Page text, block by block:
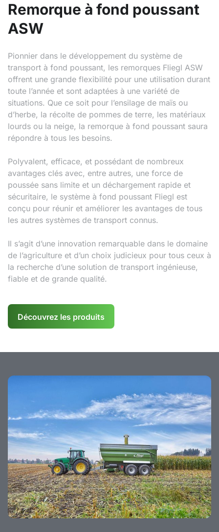
Remorque à fond poussant
ASW
Pionnier dans le développement du système de
transport à fond poussant, les remorques Fliegl ASW
offrent une grande flexibilité pour une utilisation durant
toute l’année et sont adaptées à une variété de
situations. Que ce soit pour l’ensilage de maïs ou
d’herbe, la récolte de pommes de terre, les matériaux
lourds ou la neige, la remorque à fond poussant saura
répondre à tous les besoins.
Polyvalent, efficace, et possédant de nombreux
avantages clés avec, entre autres, une force de
poussée sans limite et un déchargement rapide et
sécuritaire, le système à fond poussant Fliegl est
conçu pour réunir et améliorer les avantages de tous
les autres systèmes de transport connus.
Il s’agit d’une innovation remarquable dans le domaine
de l’agriculture et d’un choix judicieux pour tous ceux à
la recherche d’une solution de transport ingénieuse,
fiable et de grande qualité.
Découvrez les produits